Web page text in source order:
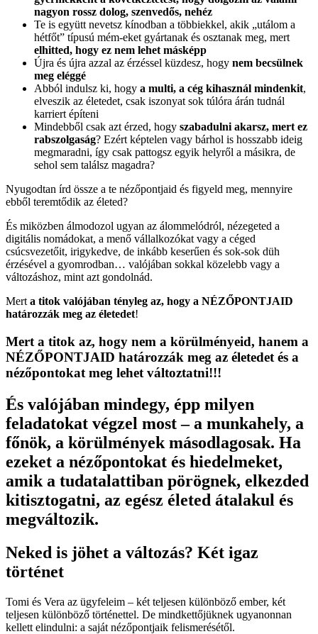
nagyon rossz dolog, szenvedős, nehéz
Te is együtt nevetsz kínodban a többiekkel, akik „utálom a
hétfőt” típusú mém-eket gyártanak és osztanak meg, mert
elhitted, hogy ez nem lehet másképp
Újra és újra azzal az érzéssel küzdesz, hogy nem becsülnek
meg eléggé
Abból indulsz ki, hogy a multi, a cég kihasznál mindenkit,
elveszik az életedet, csak iszonyat sok túlóra árán tudnál
karriert építeni
Mindebből csak azt érzed, hogy szabadulni akarsz, mert ez
rabszolgaság? Ezért képtelen vagy bárhol is hosszabb ideig
megmaradni, így csak pattogsz egyik helyről a másikra, de
sehol sem találsz magadra?
Nyugodtan írd össze a te nézőpontjaid és figyeld meg, mennyire
ebből teremtődik az életed?
És miközben álmodozol ugyan az álommelódról, nézegeted a
digitális nomádokat, a menő vállalkozókat vagy a céged
csúcsvezetőit, irigykedve, de inkább keserűen és sok-sok düh
érzésével a gyomrodban… valójában sokkal közelebb vagy a
változáshoz, mint azt gondolnád.
Mert a titok valójában tényleg az, hogy a NÉZŐPONTJAID
határozzák meg az életedet!
Mert a titok az, hogy nem a körülményeid, hanem a
NÉZŐPONTJAID határozzák meg az életedet és a
nézőpontokat meg lehet változtatni!!!
És valójában mindegy, épp milyen
feladatokat végzel most – a munkahely, a
főnök, a körülmények másodlagosak. Ha
ezeket a nézőpontokat és hiedelmeket,
amik a tudatalattiban pörögnek, elkezded
kitisztogatni, az egész életed átalakul és
megváltozik.
Neked is jöhet a változás? Két igaz
történet
Tomi és Vera az ügyfeleim – két teljesen különböző ember, két
teljesen különböző történettel. De mindkettőjüknek ugyanonnan
kellett elindulni: a saját nézőpontjaik felismerésétől.